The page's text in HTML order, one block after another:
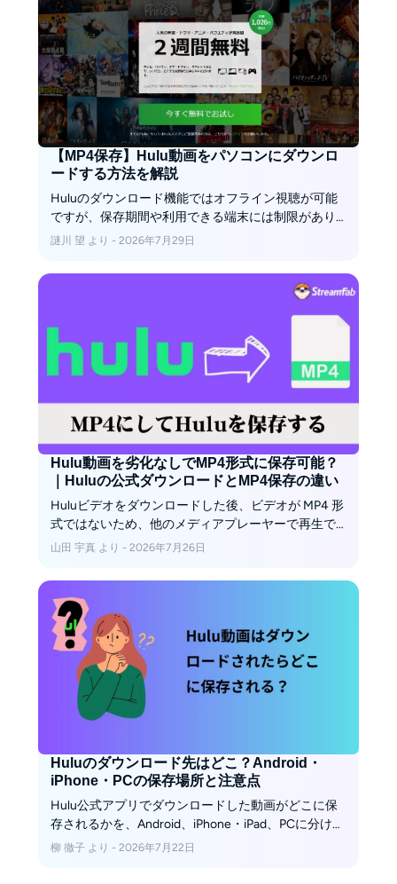
【MP4保存】Hulu動画をパソコンにダウンロ
ードする方法を解説
Huluのダウンロード機能ではオフライン視聴が可能
ですが、保存期間や利用できる端末には制限があり
ます。この記事では、Huluをパソコンにダウンロー
する方法を紹介します。
謎川 望 より - 2026年7月29日
Hulu動画を劣化なしでMP4形式に保存可能？
｜Huluの公式ダウンロードとMP4保存の違い
Huluビデオをダウンロードした後、ビデオが MP4 形
式ではないため、他のメディアプレーヤーで再生で
きない場合があります。この記事では、Hulu ビデオ
山田 宇真 より - 2026年7月26日
Huluのダウンロード先はどこ？Android・
iPhone・PCの保存場所と注意点
Hulu公式アプリでダウンロードした動画がどこに保
存されるかを、Android、iPhone・iPad、PCに分けて
整理します。公式保存は一般的な動画ファイルでは
柳 徹子 より - 2026年7月22日